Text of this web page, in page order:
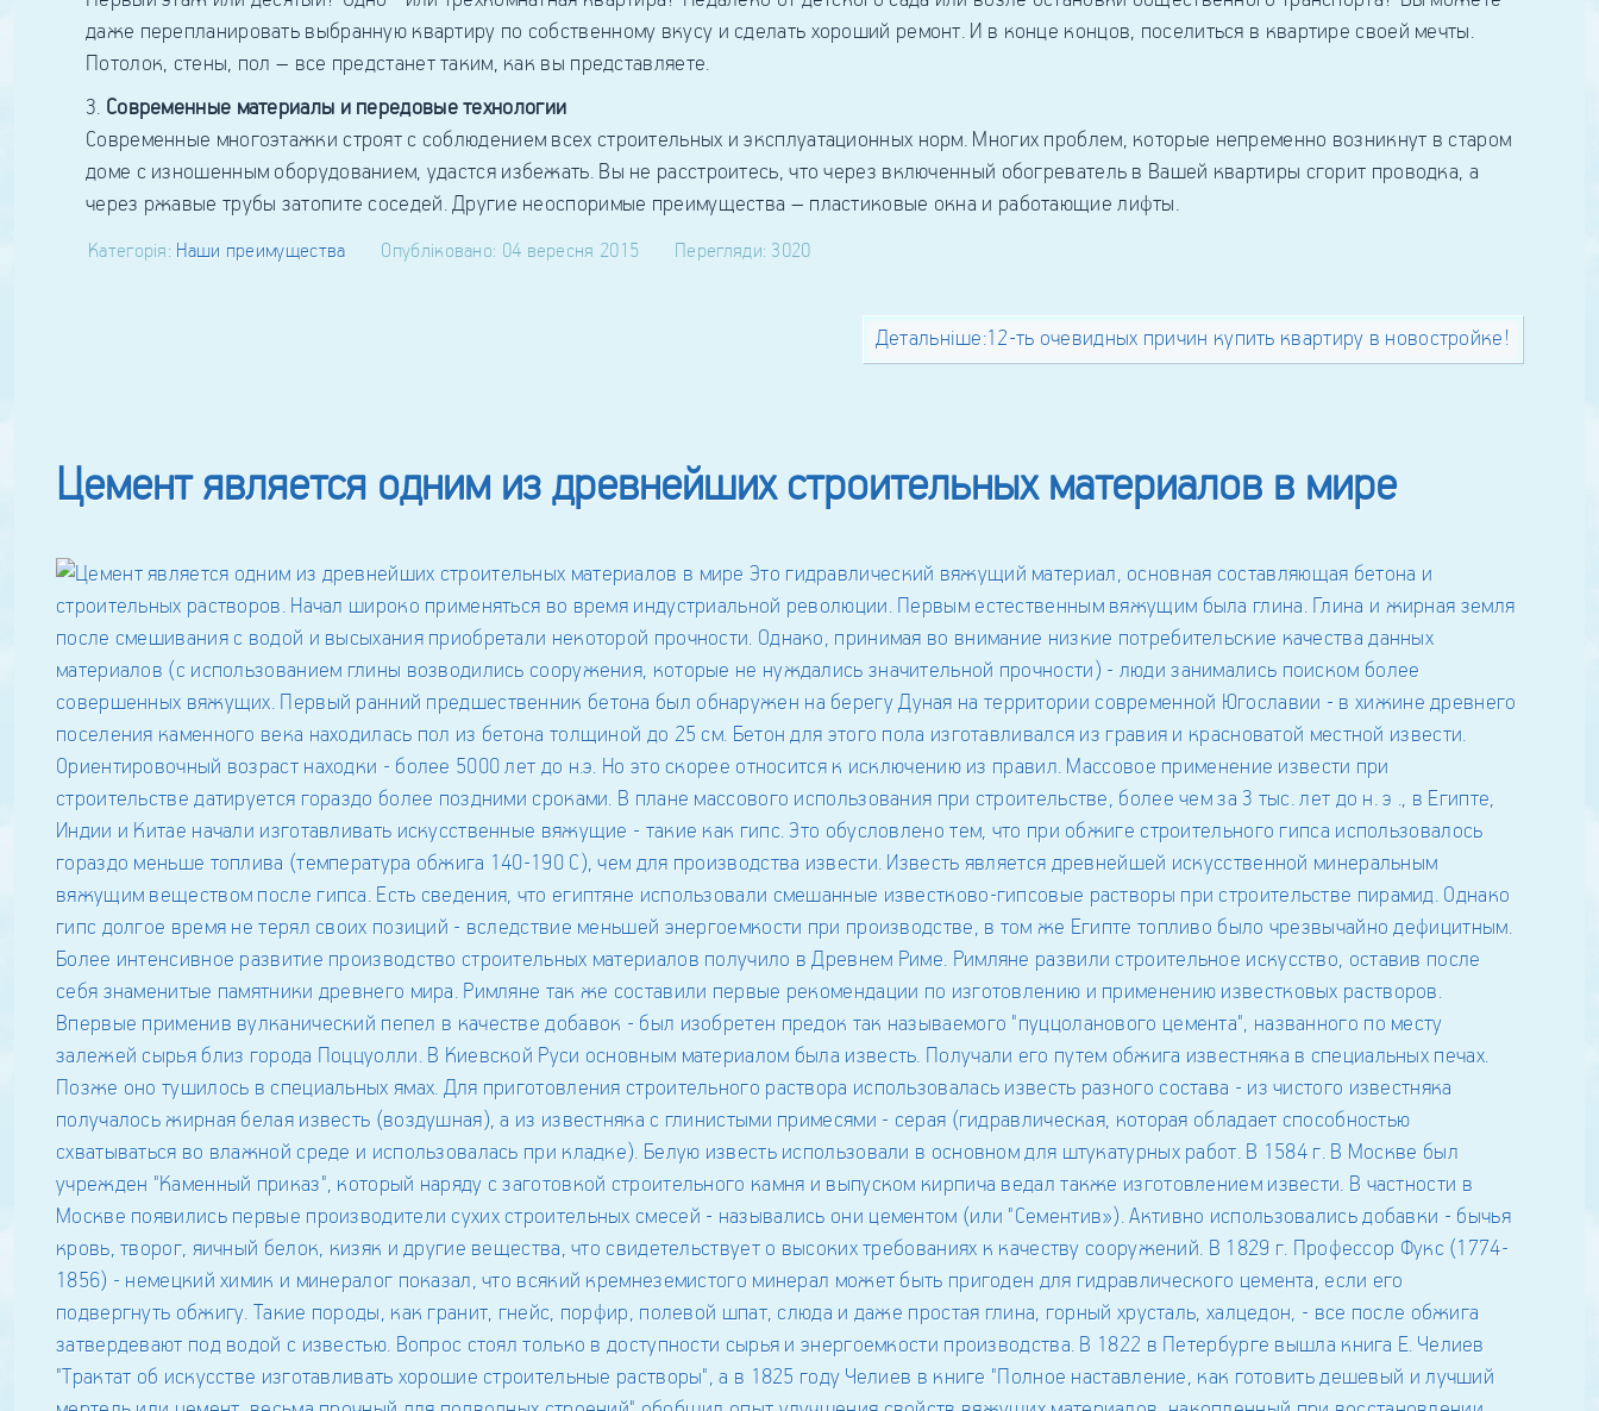
даже перепланировать выбранную квартиру по собственному вкусу и сделать хороший ремонт. И в конце концов, поселиться в квартире своей мечты.
Потолок, стены, пол – все предстанет таким, как вы представляете.
Современные материалы и передовые технологии
Современные многоэтажки строят с соблюдением всех строительных и эксплуатационных норм. Многих проблем, которые непременно возникнут в старом
доме с изношенным оборудованием, удастся избежать. Вы не расстроитесь, что через включенный обогреватель в Вашей квартиры сгорит проводка, а
через ржавые трубы затопите соседей. Другие неоспоримые преимущества – пластиковые окна и работающие лифты.
Категорія: Наши преимущества Опубліковано: 04 вересня 2015 Перегляди: 3020
Детальніше:12-ть очевидных причин купить квартиру в новостройке!
Цемент является одним из древнейших строительных материалов в мире